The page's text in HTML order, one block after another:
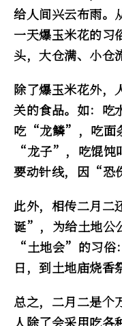
给人间兴云布雨。
一天爆玉米花的
头，大仓满、小仓
除了爆玉米花外，
关的食品。如：
吃“龙鳞”，吃面
“龙子”，吃馄
要动针线，因“恐
此外，相传二月
诞”，为给土地公
“土地会”的习俗
日，到土地庙烧香
总之，二月二是个
人除了会采用吃各